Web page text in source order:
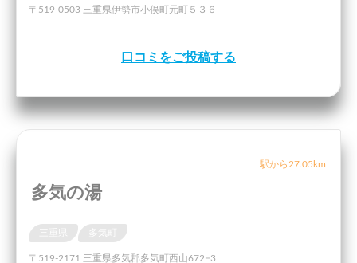
〒519-0503 三重県伊勢市小俣町元町５３６
口コミをご投稿する
駅から27.05km
多気の湯
多気町
〒519-2171 三重県多気郡多気町西山672−3